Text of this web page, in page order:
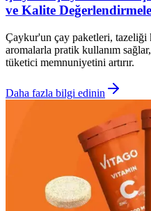
ve Kalite
Çaykur'un çay paketleri, tazeliği
aromalarla pratik kullanım
tüketici memnuniyetini artırır.
Daha fazla bilgi edinin